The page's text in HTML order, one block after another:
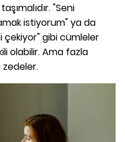
"Seni
istiyorum" ya da
çekiyor" gibi cümleler
olabilir. Ama fazla
zedeler.